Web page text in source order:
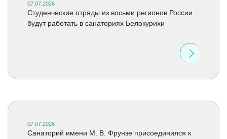
07.07.2026
Студенческие отряды из восьми регионов России
будут работать в санаториях Белокурихи
07.07.2026
Санаторий имени М. В. Фрунзе присоединился к